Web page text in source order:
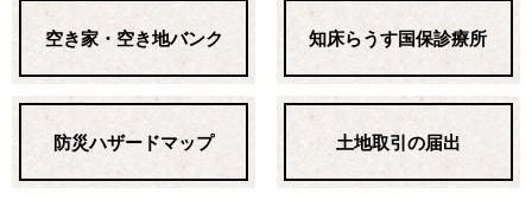
空き家・空き地バンク 知床らうす国保診療所
防災ハザードマップ 土地取引の届出